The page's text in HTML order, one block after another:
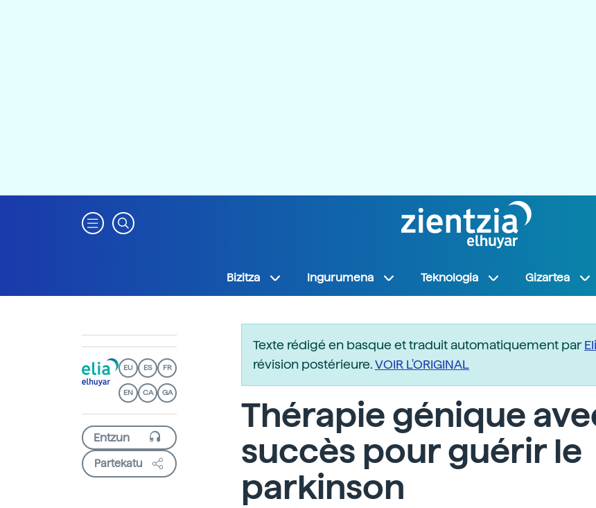
Bizitza Ingurumena Teknologia Gizartea
EU ES FR
EN CA GA
Partekatu
Texte rédigé en basque et traduit automatiquement par
révision postérieure.VOIR L'ORIGINAL
Thérapie génique
succès pour guérir le
parkinson